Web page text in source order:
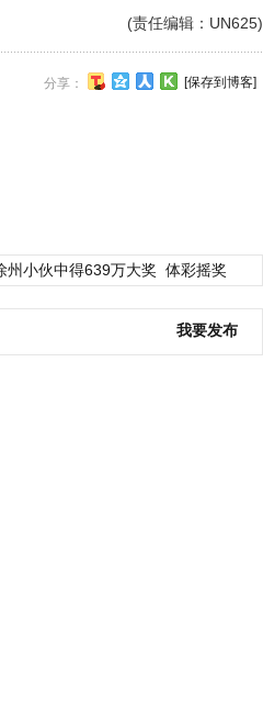
(责任编辑：UN625)
分享： [保存到博客]
州小伙中得639万大奖 体彩摇奖
我要发布